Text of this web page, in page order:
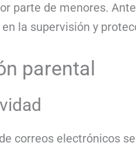
parte de menores.
la supervisión y
parental
correos electrónicos